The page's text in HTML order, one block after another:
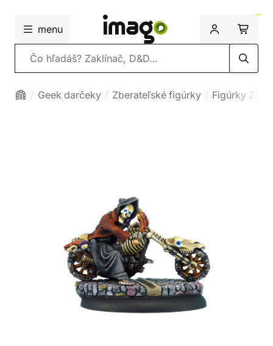
menu
Vyhľadávanie
Geek darčeky Zberateľské figúrky Figúrky